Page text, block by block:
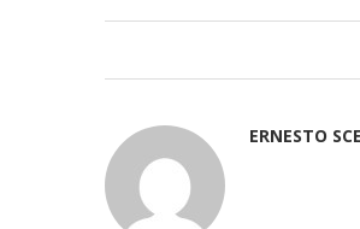
ERNESTO